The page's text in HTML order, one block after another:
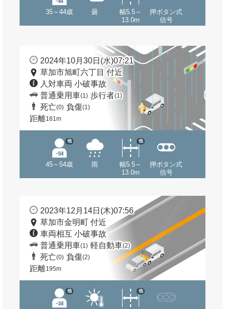
35～44歳 曇
幅5.5～
13.0m
押ボタン式
信号
2024年10月30日(水)07:21
草加市旭町六丁目 付近
人対車両 小破事故
普通乗用車(1) 歩行者(1)
死亡(0) 負傷(1)
距離181m
45～54歳
他
雨
幅5.5～
13.0m
他
押ボタン式
信号
2023年12月14日(木)07:56
草加市金明町 付近
車両相互 小破事故
普通乗用車(1) 軽自動車(2)
死亡(0) 負傷(2)
距離195m
他 他